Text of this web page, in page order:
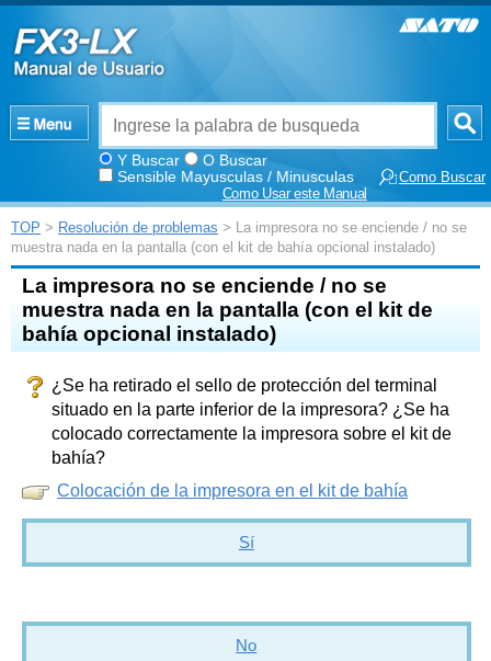
Y Buscar
O Buscar
Sensible Mayusculas / Minusculas
Como Buscar
Como Usar este Manual
TOP > Resolución de problemas > La impresora no se enciende / no se
muestra nada en la pantalla (con el kit de bahía opcional instalado)
La impresora no se enciende / no se
muestra nada en la pantalla (con el kit de
bahía opcional instalado)
¿Se ha retirado el sello de protección del terminal
situado en la parte inferior de la impresora? ¿Se ha
colocado correctamente la impresora sobre el kit de
bahía?
Colocación de la impresora en el kit de bahía
Sí
No